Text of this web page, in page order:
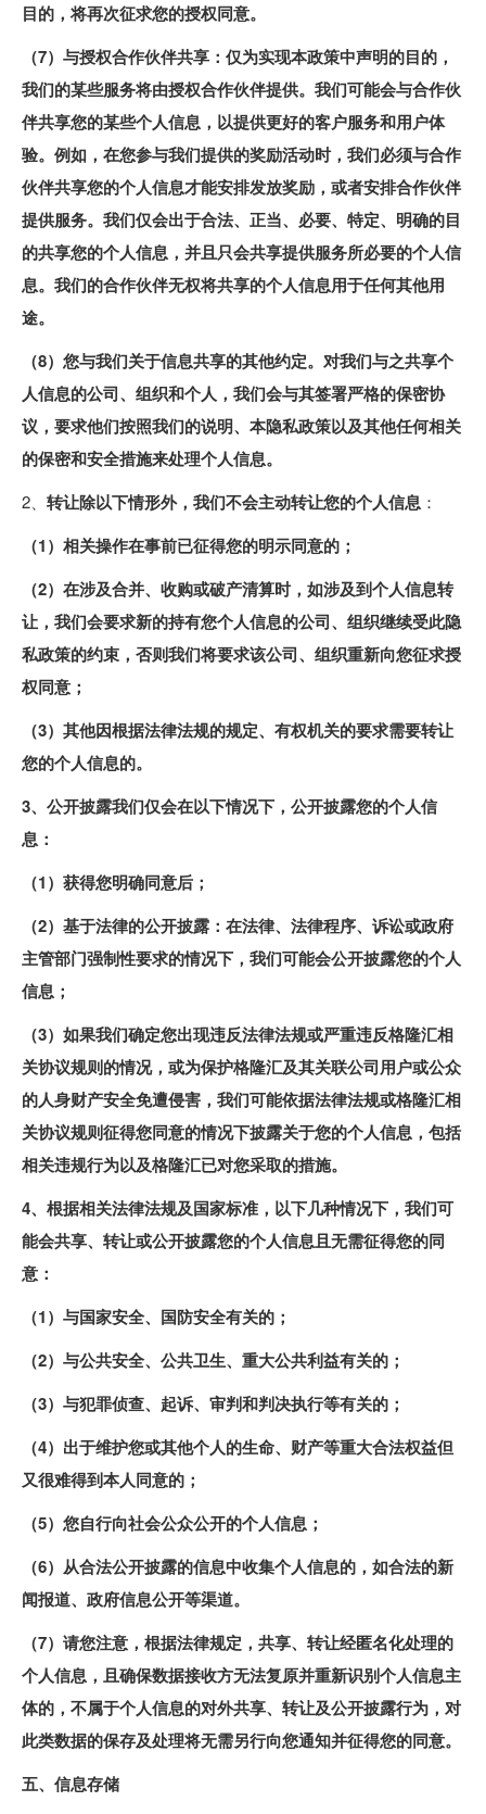
目的，将再次征求您的授权同意。
（7）与授权合作伙伴共享：仅为实现本政策中声明的目的，
我们的某些服务将由授权合作伙伴提供。我们可能会与合作伙
伴共享您的某些个人信息，以提供更好的客户服务和用户体
验。例如，在您参与我们提供的奖励活动时，我们必须与合作
伙伴共享您的个人信息才能安排发放奖励，或者安排合作伙伴
提供服务。我们仅会出于合法、正当、必要、特定、明确的目
的共享您的个人信息，并且只会共享提供服务所必要的个人信
息。我们的合作伙伴无权将共享的个人信息用于任何其他用
途。
（8）您与我们关于信息共享的其他约定。对我们与之共享个
人信息的公司、组织和个人，我们会与其签署严格的保密协
议，要求他们按照我们的说明、本隐私政策以及其他任何相关
的保密和安全措施来处理个人信息。
2、 转让除以下情形外，我们不会主动转让您的个人信息 ：
（1）相关操作在事前已征得您的明示同意的；
（2）在涉及合并、收购或破产清算时，如涉及到个人信息转
让，我们会要求新的持有您个人信息的公司、组织继续受此隐
私政策的约束，否则我们将要求该公司、组织重新向您征求授
权同意；
（3）其他因根据法律法规的规定、有权机关的要求需要转让
您的个人信息的。
3、公开披露我们仅会在以下情况下，公开披露您的个人信
息：
（1）获得您明确同意后；
（2）基于法律的公开披露：在法律、法律程序、诉讼或政府
主管部门强制性要求的情况下，我们可能会公开披露您的个人
信息；
（3）如果我们确定您出现违反法律法规或严重违反格隆汇相
关协议规则的情况，或为保护格隆汇及其关联公司用户或公众
的人身财产安全免遭侵害，我们可能依据法律法规或格隆汇相
关协议规则征得您同意的情况下披露关于您的个人信息，包括
相关违规行为以及格隆汇已对您采取的措施。
4、根据相关法律法规及国家标准，以下几种情况下，我们可
能会共享、转让或公开披露您的个人信息且无需征得您的同
意：
（1）与国家安全、国防安全有关的；
（2）与公共安全、公共卫生、重大公共利益有关的；
（3）与犯罪侦查、起诉、审判和判决执行等有关的；
（4）出于维护您或其他个人的生命、财产等重大合法权益但
又很难得到本人同意的；
（5）您自行向社会公众公开的个人信息；
（6）从合法公开披露的信息中收集个人信息的，如合法的新
闻报道、政府信息公开等渠道。
（7）请您注意，根据法律规定，共享、转让经匿名化处理的
个人信息，且确保数据接收方无法复原并重新识别个人信息主
体的，不属于个人信息的对外共享、转让及公开披露行为，对
此类数据的保存及处理将无需另行向您通知并征得您的同意。
五、信息存储